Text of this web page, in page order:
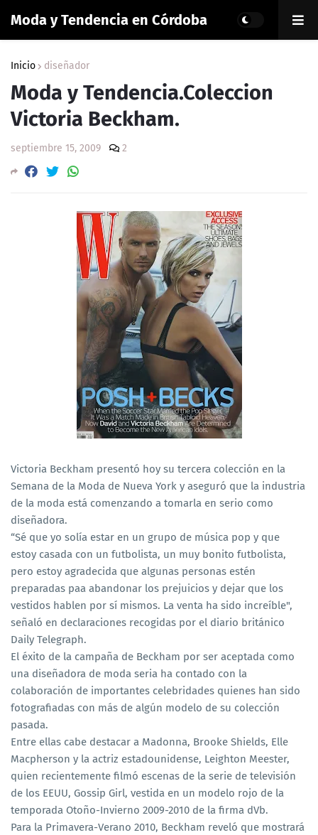
Moda y Tendencia en Córdoba
Inicio diseñador
Moda y Tendencia.Coleccion
Victoria Beckham.
septiembre 15, 2009 2
Victoria Beckham presentó hoy su tercera colección en la
Semana de la Moda de Nueva York y aseguró que la industria
de la moda está comenzando a tomarla en serio como
diseñadora.
“Sé que yo solía estar en un grupo de música pop y que
estoy casada con un futbolista, un muy bonito futbolista,
pero estoy agradecida que algunas personas estén
preparadas paa abandonar los prejuicios y dejar que los
vestidos hablen por sí mismos. La venta ha sido increíble",
señaló en declaraciones recogidas por el diario británico
Daily Telegraph.
El éxito de la campaña de Beckham por ser aceptada como
una diseñadora de moda seria ha contado con la
colaboración de importantes celebridades quienes han sido
fotografiadas con más de algún modelo de su colección
pasada.
Entre ellas cabe destacar a Madonna, Brooke Shields, Elle
Macpherson y la actriz estadounidense, Leighton Meester,
quien recientemente filmó escenas de la serie de televisión
de los EEUU, Gossip Girl, vestida en un modelo rojo de la
temporada Otoño-Invierno 2009-2010 de la firma dVb.
Para la Primavera-Verano 2010, Beckham reveló que mostrará